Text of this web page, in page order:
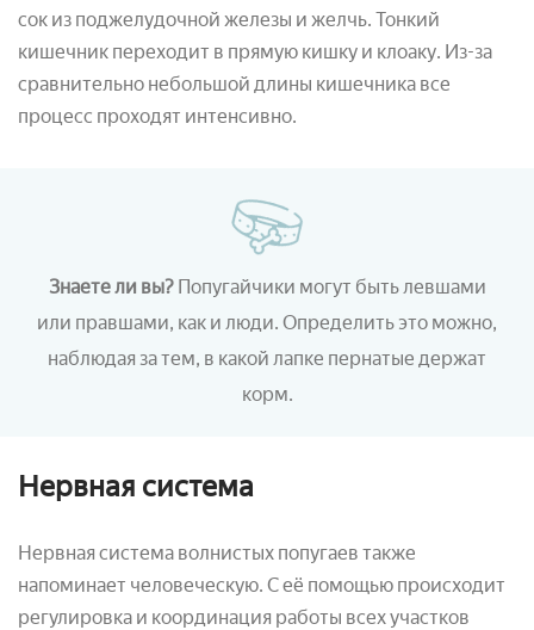
сок из поджелудочной железы и желчь. Тонкий
кишечник переходит в прямую кишку и клоаку. Из-за
сравнительно небольшой длины кишечника все
процесс проходят интенсивно.
Знаете ли вы? Попугайчики могут быть левшами
или правшами, как и люди. Определить это можно,
наблюдая за тем, в какой лапке пернатые держат
корм.
Нервная система
Нервная система волнистых попугаев также
напоминает человеческую. С её помощью происходит
регулировка и координация работы всех участков